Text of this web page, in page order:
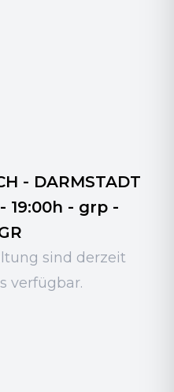
- DARMSTADT
19:00h - grp -
sind derzeit
verfügbar.